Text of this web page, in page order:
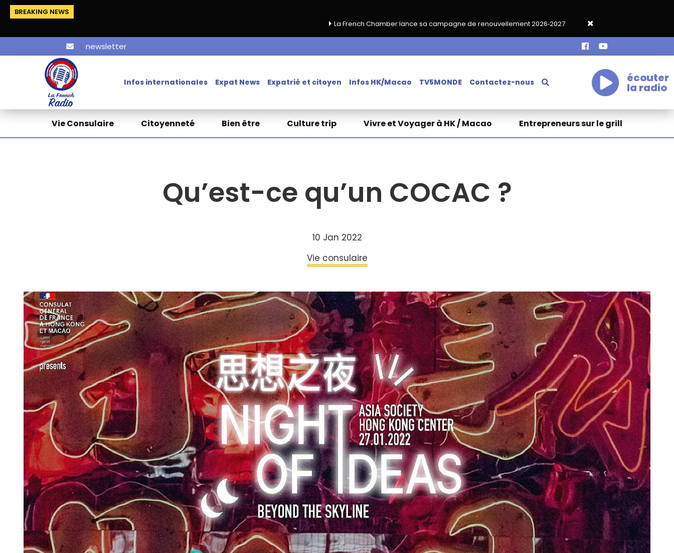
BREAKING NEWS
La French Chamber lance sa campagne de renouvellement 2026‑2027
Grand café de rentrée HKA le vendredi 18
newsletter
Infos internationales Expat News Expatrié et citoyen Infos HK/Macao TV5MONDE Contactez-nous écouter
la radio
Vie Consulaire Citoyenneté Bien être Culture trip Vivre et Voyager à HK / Macao Entrepreneurs sur le grill
Qu’est-ce qu’un COCAC ?
10 Jan 2022
Vie consulaire